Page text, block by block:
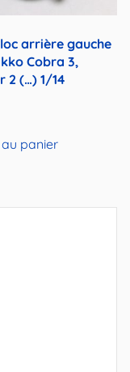
arrière gauche
Cobra 3,
2 (…) 1/14
panier